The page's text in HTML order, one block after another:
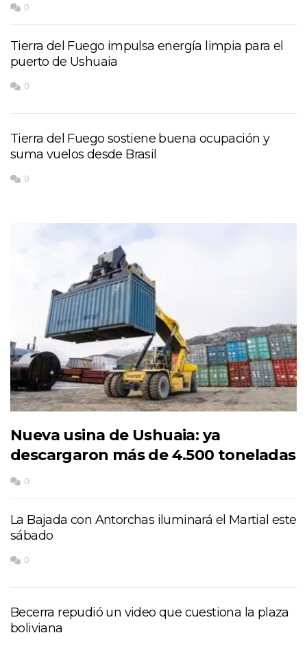
0
Tierra del Fuego impulsa energía limpia para el
puerto de Ushuaia
0
Tierra del Fuego sostiene buena ocupación y
suma vuelos desde Brasil
0
Nueva usina de Ushuaia: ya
descargaron más de 4.500 toneladas
0
La Bajada con Antorchas iluminará el Martial este
sábado
0
Becerra repudió un video que cuestiona la plaza
boliviana